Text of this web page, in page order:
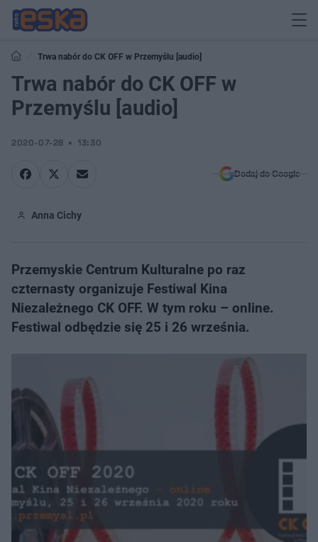
Trwa nabór do CK OFF w Przemyślu [audio]
Trwa nabór do CK OFF w
Przemyślu [audio]
2020-07-28 13:30
Dodaj do Google
Anna Cichy
Przemyskie Centrum Kulturalne po raz
czternasty organizuje Festiwal Kina
Niezależnego CK OFF. W tym roku – online.
Festiwal odbędzie się 25 i 26 września.